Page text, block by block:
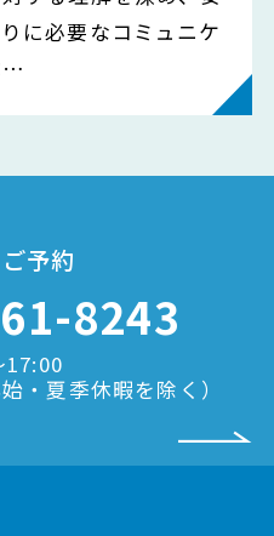
に必要なコミュニケ
…
予約
8243
17:00
・夏季休暇を除く）